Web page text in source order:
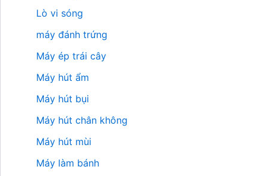
Lò vi sóng
máy đánh trứng
Máy ép trái cây
Máy hút ẩm
Máy hút bụi
Máy hút chân không
Máy hút mùi
Máy làm bánh